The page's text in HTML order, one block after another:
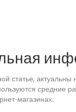
статье, актуальны
средние
магазинах.